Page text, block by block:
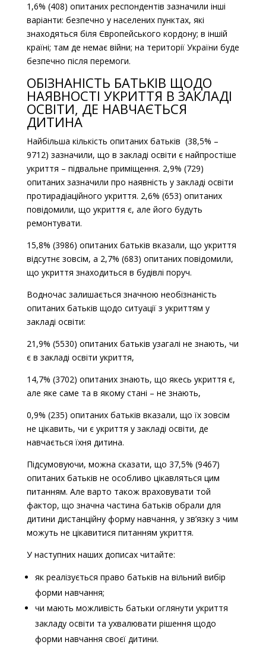
1,6% (408) опитаних респондентів зазначили інші
варіанти: безпечно у населених пунктах, які
знаходяться біля Європейського кордону; в іншій
країні; там де немає війни; на території України буде
безпечно після перемоги.
ОБІЗНАНІСТЬ БАТЬКІВ ЩОДО
НАЯВНОСТІ УКРИТТЯ В ЗАКЛАДІ
ОСВІТИ, ДЕ НАВЧАЄТЬСЯ
ДИТИНА
Найбільша кількість опитаних батьків (38,5% –
9712) зазначили, що в закладі освіти є найпростіше
укриття – підвальне приміщення. 2,9% (729)
опитаних зазначили про наявність у закладі освіти
протирадіаційного укриття. 2,6% (653) опитаних
повідомили, що укриття є, але його будуть
ремонтувати.
15,8% (3986) опитаних батьків вказали, що укриття
відсутнє зовсім, а 2,7% (683) опитаних повідомили,
що укриття знаходиться в будівлі поруч.
Водночас залишається значною необізнаність
опитаних батьків щодо ситуації з укриттям у
закладі освіти:
21,9% (5530) опитаних батьків узагалі не знають, чи
є в закладі освіти укриття,
14,7% (3702) опитаних знають, що якесь укриття є,
але яке саме та в якому стані – не знають,
0,9% (235) опитаних батьків вказали, що їх зовсім
не цікавить, чи є укриття у закладі освіти, де
навчається їхня дитина.
Підсумовуючи, можна сказати, що 37,5% (9467)
опитаних батьків не особливо цікавляться цим
питанням. Але варто також враховувати той
фактор, що значна частина батьків обрали для
дитини дистанційну форму навчання, у зв’язку з чим
можуть не цікавитися питанням укриття.
У наступних наших дописах читайте:
як реалізується право батьків на вільний вибір
форми навчання;
чи мають можливість батьки оглянути укриття
закладу освіти та ухвалювати рішення щодо
форми навчання своєї дитини.